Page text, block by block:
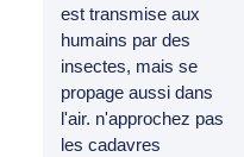
est transmise aux
humains par des
insectes, mais se
propage aussi dans
l'air. n'approchez pas
les cadavres